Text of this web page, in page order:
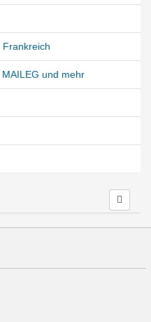
Frankreich
und mehr